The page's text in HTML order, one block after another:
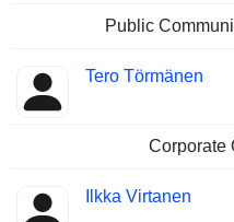
Public
Tero Törmänen
Corporate
Ilkka Virtanen